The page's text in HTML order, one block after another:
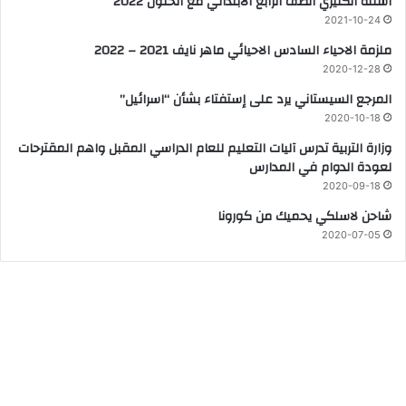
2021-10-24
ملزمة الاحياء السادس الاحيائي ماهر نايف 2021 – 2022
2020-12-28
المرجع السيستاني يرد على إستفتاء بشأن “اسرائيل”
2020-10-18
وزارة التربية تدرس آليات التعليم للعام الدراسي المقبل واهم المقترحات
لعودة الدوام في المدارس
2020-09-18
شاحن لاسلكي يحميك من كورونا
2020-07-05